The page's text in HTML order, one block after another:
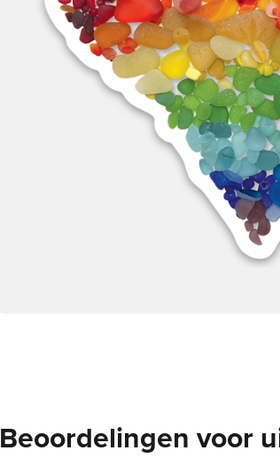
Beoordelingen voor